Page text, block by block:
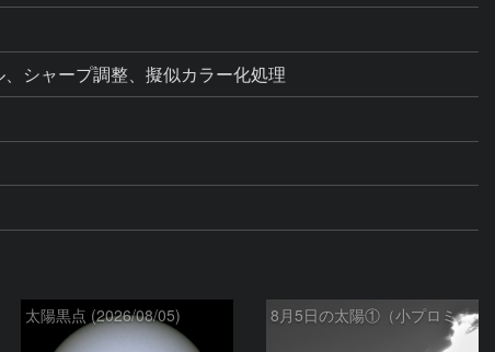
シャープ調整、擬似カラー化処理
太陽黒点 (2026/08/05) 8月5日の太陽①（小プロミネン噴出 ）